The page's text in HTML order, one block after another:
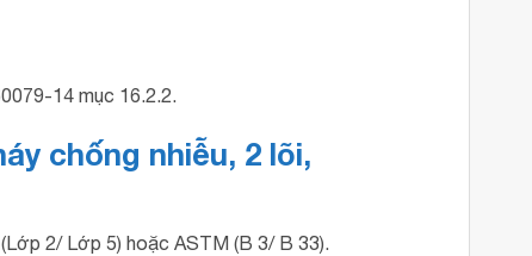
14 mục 16.2.2.
chống nhiễu, 2 lõi,
2/ Lớp 5) hoặc ASTM (B 3/ B 33).